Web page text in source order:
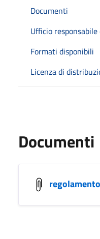
Documenti
Ufficio
Formati disponibili
Licenza di
Documenti